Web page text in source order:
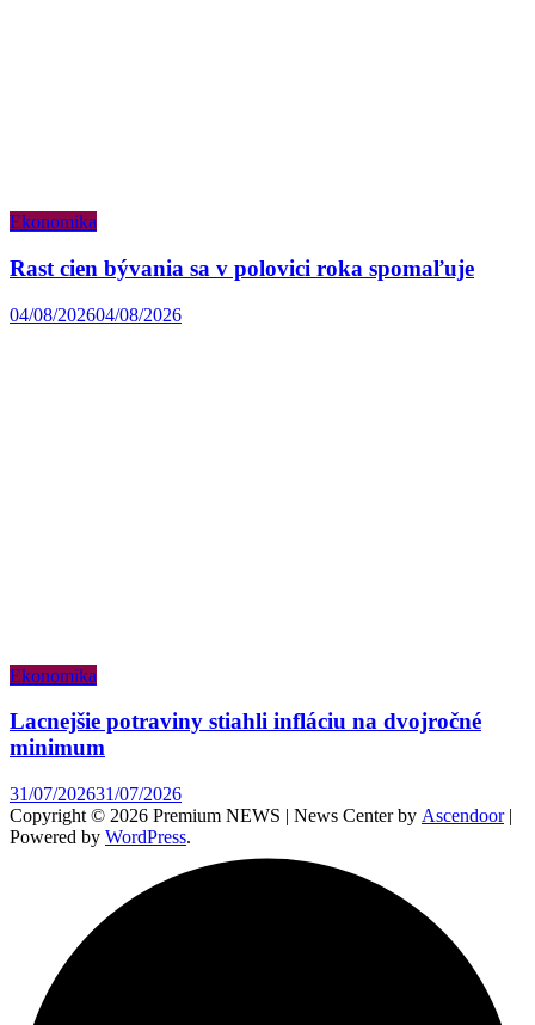
Ekonomika
Rast cien bývania sa v polovici roka spomaľuje
04/08/202604/08/2026
Ekonomika
Lacnejšie potraviny stiahli infláciu na dvojročné
minimum
31/07/202631/07/2026
Copyright © 2026 Premium NEWS | News Center by Ascendoor|
Powered by WordPress.